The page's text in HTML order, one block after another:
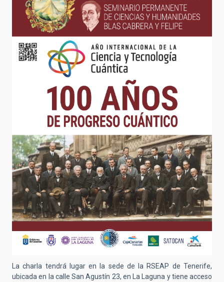
La charla tendrá lugar en la sede de la RSEAP de Tenerife,
ubicada en la calle San Agustín 23, en La Laguna y tiene acceso